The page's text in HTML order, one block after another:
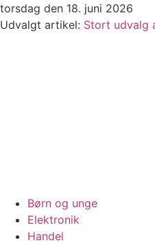
Videre
til
torsdag den 18. juni 2026
Udvalgt artikel: Stort udvalg
Børn og unge
Elektronik
Handel